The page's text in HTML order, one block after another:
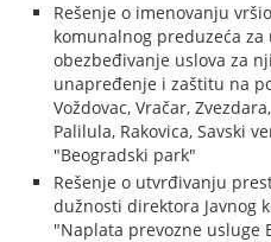
Rešenje o imenovanju
komunalnog preduzeća
obezbeđivanje uslova za
unapređenje i zaštitu na
Voždovac, Vračar,
Palilula, Rakovica, Savski
"Beogradski park"
Rešenje o utvrđivanju
dužnosti direktora Javnog
"Naplata prevozne usluge